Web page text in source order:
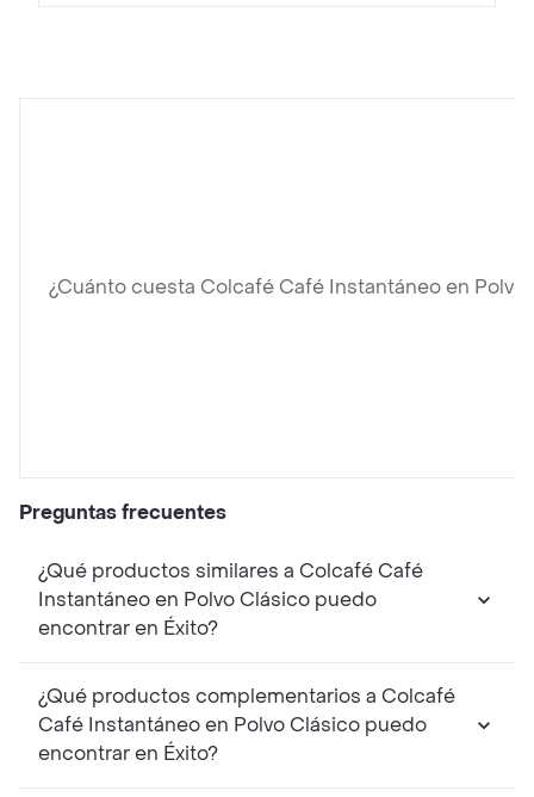
¿Cuánto cuesta Colcafé Café Instantáneo en Polvo
Preguntas frecuentes
¿Qué productos similares a Colcafé Café
Instantáneo en Polvo Clásico puedo
encontrar en Éxito?
¿Qué productos complementarios a Colcafé
Café Instantáneo en Polvo Clásico puedo
encontrar en Éxito?